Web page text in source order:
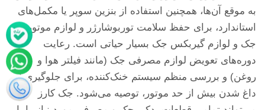
به موقع آن‌ها، همچنین استفاده از بنزین سوپر یا مکمل‌های
استاندارد، برای حفظ سلامت توربوشارژر و لوازم موتوری
جک و لوازم گیربکس جک بسیار حیاتی است. رعایت
دوره‌های تعویض لوازم مصرفی جک (مانند فیلتر هوا و
روغن) و بررسی منظم سیستم خنک‌کننده، برای جلوگیری از
داغ شدن بیش از حد موتور، توصیه می‌شود. جک کارز